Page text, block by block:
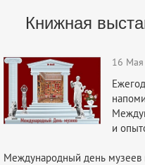
Книжная
16
и
Международный день музеев